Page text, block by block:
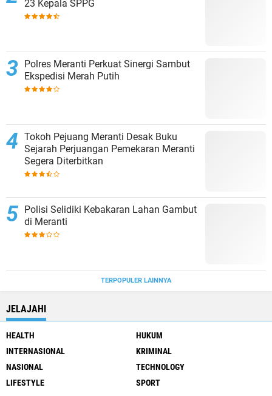
23 Kepala SPPG
Polres Meranti Perkuat Sinergi Sambut
Ekspedisi Merah Putih
Tokoh Pejuang Meranti Desak Buku
Sejarah Perjuangan Pemekaran Meranti
Segera Diterbitkan
Polisi Selidiki Kebakaran Lahan Gambut
di Meranti
TERPOPULER LAINNYA
JELAJAHI
HEALTH
HUKUM
INTERNASIONAL
KRIMINAL
NASIONAL
TECHNOLOGY
LIFESTYLE
SPORT